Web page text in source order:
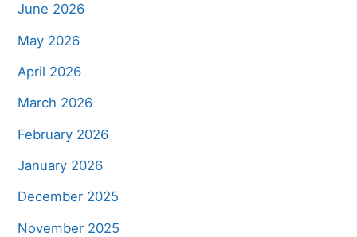
June 2026
May 2026
April 2026
March 2026
February 2026
January 2026
December 2025
November 2025